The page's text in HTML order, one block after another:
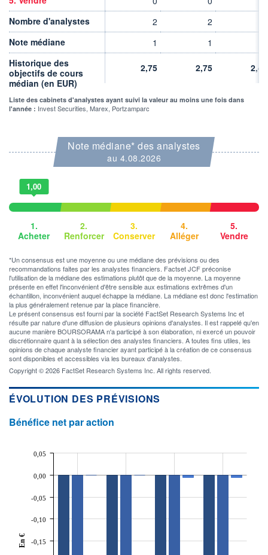
VALORISATION
11 MEUR
DERNIER ÉCHANGE
05.08.26 / 17:28:37
LIMITE À LA
BAISSE
0,7830
LIMITE À LA
HAUSSE
0,9570
RENDEMENT
ESTIMÉ 2026
-
PER ESTIMÉ
2026
DERNIER
DIVIDENDE
DATE
DERNIER
PROCHAIN
DIVIDENDE
ÉLIGIBILITÉ
PEA
CTO BUSINESS
+ ALERTE + PORTEFEUILLE + LISTE
Nombre d'analystes
2 2
Note médiane
1 1
Historique des
objectifs de cours
médian (en EUR)
2,75 2,75 2,45
Liste des cabinets d'analystes ayant suivi la valeur au moins une fois dans
l'année : Invest Securities, Marex, Portzamparc
Note médiane* des analystes
au 4.08.2026
1,00
1.
Acheter
2.
Renforcer
3.
Conserver
4.
Alléger
5.
Vendre
*Un consensus est une moyenne ou une médiane des prévisions ou des
recommandations faites par les analystes financiers. Factset JCF préconise
l'utilisation de la médiane des estimations plutôt que de la moyenne. La moyenne
présente en effet l'inconvénient d'être sensible aux estimations extrêmes d'un
échantillon, inconvénient auquel échappe la médiane. La médiane est donc l'estimation
la plus généralement retenue par la place financière.
Le présent consensus est fourni par la société FactSet Research Systems Inc et
résulte par nature d'une diffusion de plusieurs opinions d'analystes. Il est rappelé qu'en
aucune manière BOURSORAMA n'a participé à son élaboration, ni exercé un pouvoir
discrétionnaire quant à la sélection des analystes financiers. A toutes fins utiles, les
opinions de chaque analyste financier ayant participé à la création de ce consensus
sont disponibles et accessibles via les bureaux d'analystes.
Copyright © 2026 FactSet Research Systems Inc. All rights reserved.
ÉVOLUTION DES PRÉVISIONS
Bénéfice net par action
-0,15
-0,10
-0,05
0,00
0,05
En €